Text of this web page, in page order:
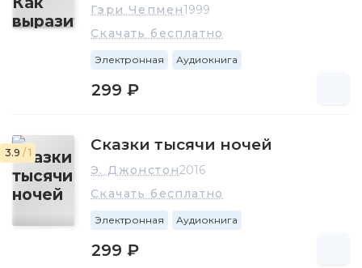
Гэри Чепмен1999
Скачать бесплатно
Электронная Аудиокнига
299 ₽
3.9 / 1 Сказки тысячи ночей
Э. Джонстон2016
Скачать бесплатно
Электронная Аудиокнига
299 ₽